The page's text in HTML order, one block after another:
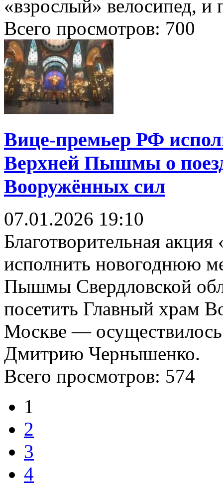
«взрослый» велосипед, и
Всего просмотров: 700
Вице-премьер РФ
Верхней Пышмы о
Вооружённых сил
07.01.2026 19:10
Благотворительная
исполнить новогоднюю
Пышмы Свердловской
посетить Главный храм
Москве —
Дмитрию Чернышенко.
Всего просмотров: 574
1
2
3
4